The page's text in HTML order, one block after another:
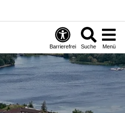
Barrierefrei Suche Menü